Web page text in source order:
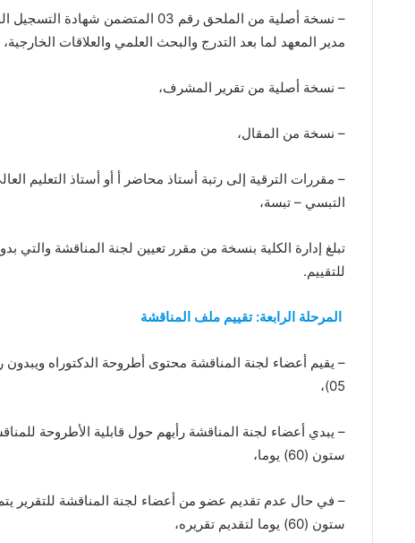
– نسخة أصلية من الملحق رقم 03
مدير المعهد لما بعد التدرج والبحث العلمي والعلاقات الخارجية،
– نسخة أصلية من تقرير المشرف،
– نسخة من المقال،
– مقررات الترقية إلى رتبة أستاذ محاضر أ أو أستاذ التعليم
التبسي – تبسة،
تبلغ إدارة الكلية بنسخة من مقرر تعيين لجنة المناقشة والتي
للتقييم.
المرحلة الرابعة: تقييم ملف المناقشة
– يقيم أعضاء لجنة المناقشة محتوى أطروحة الدكتوراه
05)،
– يبدي أعضاء لجنة المناقشة رأيهم حول قابلية الأطروحة
ستون (60) يوما،
– في حال عدم تقديم عضو من أعضاء لجنة المناقشة للتقرير
ستون (60) يوما لتقديم تقريره،